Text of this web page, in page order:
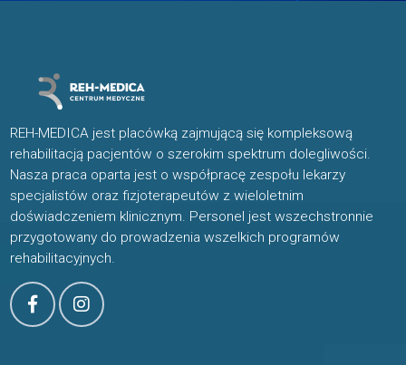
REH-MEDICA jest placówką zajmującą się kompleksową
rehabilitacją pacjentów o szerokim spektrum dolegliwości.
Nasza praca oparta jest o współpracę zespołu lekarzy
specjalistów oraz fizjoterapeutów z wieloletnim
doświadczeniem klinicznym. Personel jest wszechstronnie
przygotowany do prowadzenia wszelkich programów
rehabilitacyjnych.